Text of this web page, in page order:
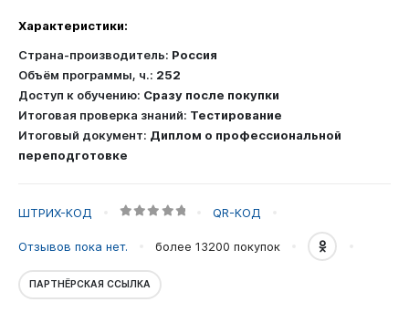
проводник
Характеристики:
Страна-производитель: Россия
Объём программы, ч.: 252
Доступ к обучению: Сразу после покупки
Итоговая проверка знаний: Тестирование
Итоговый документ: Диплом о профессиональной
переподготовке
ШТРИХ-КОД QR-КОД
Отзывов пока нет. более 13200 покупок
ПАРТНЁРСКАЯ ССЫЛКА